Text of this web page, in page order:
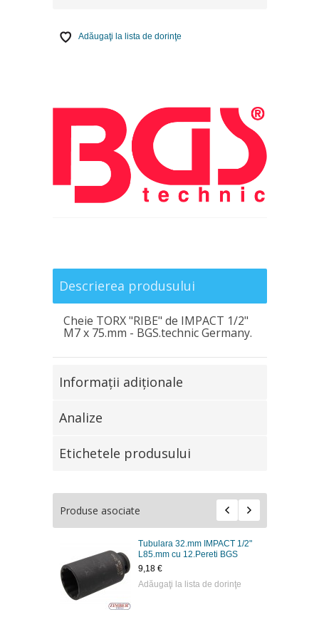
Adăugaţi la lista de dorinţe
Descrierea produsului
Cheie TORX "RIBE" de IMPACT 1/2"
M7 x 75.mm - BGS.technic Germany.
Informaţii adiţionale
Analize
Etichetele produsului
Produse asociate
Tubulara 32.mm IMPACT 1/2"
L85.mm cu 12.Pereti BGS
9,18 €
Adăugaţi la lista de dorinţe